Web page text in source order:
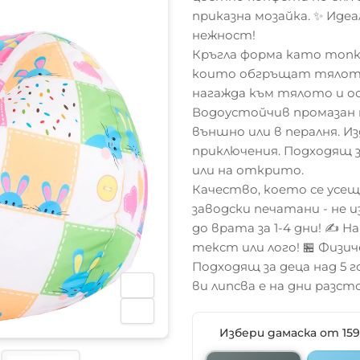
приказна мозайка. ✨
нежност!
Кръгла форма като
които обгръщат
нагажда към тялото и
Водоустойчив
външно или в пералня.
приключения. Подходящ
или на открито.
Качество, което се
заводски печатани - не
до врата за 1-4 дни! ✍️
текст или лого! 🏪
Подходящ за деца над 5
ви липсва е на дни
Избери дамаска от